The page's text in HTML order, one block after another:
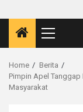
Primary
Menu
Home
Berita
Pimpin Apel Tanggap
Masyarakat